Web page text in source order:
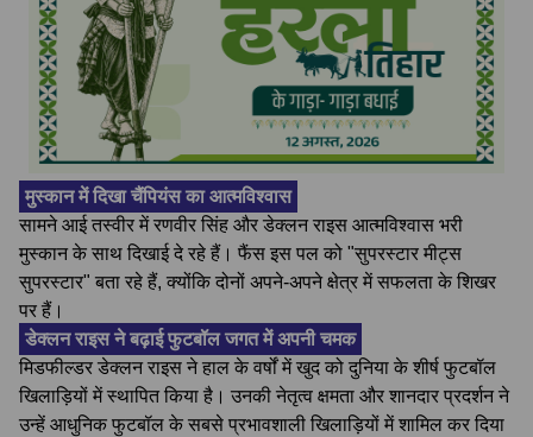
मुस्कान में दिखा चैंपियंस का आत्मविश्वास
सामने आई तस्वीर में रणवीर सिंह और डेक्लन राइस आत्मविश्वास भरी
मुस्कान के साथ दिखाई दे रहे हैं। फैंस इस पल को "सुपरस्टार मीट्स
सुपरस्टार" बता रहे हैं, क्योंकि दोनों अपने-अपने क्षेत्र में सफलता के शिखर
पर हैं।
डेक्लन राइस ने बढ़ाई फुटबॉल जगत में अपनी चमक
मिडफील्डर डेक्लन राइस ने हाल के वर्षों में खुद को दुनिया के शीर्ष फुटबॉल
खिलाड़ियों में स्थापित किया है। उनकी नेतृत्व क्षमता और शानदार प्रदर्शन ने
उन्हें आधुनिक फुटबॉल के सबसे प्रभावशाली खिलाड़ियों में शामिल कर दिया